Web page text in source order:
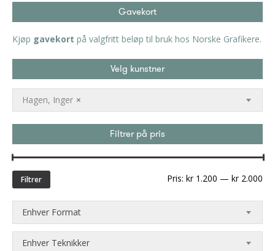
Gavekort
Kjøp gavekort på valgfritt beløp til bruk hos Norske Grafikere.
Velg kunstner
×
Hagen, Inger
Filtrer på pris
Filtrer Pris: kr 1.200 — kr 2.000
Enhver Format
Enhver Teknikker